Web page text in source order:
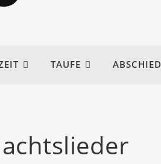
TAUFE ABSCHIED